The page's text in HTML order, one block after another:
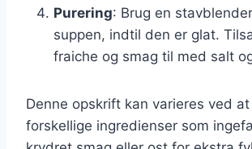
Purering: Brug en
suppen, indtil den er glat.
fraiche og smag til med salt
Denne opskrift kan varieres ved
forskellige ingredienser som